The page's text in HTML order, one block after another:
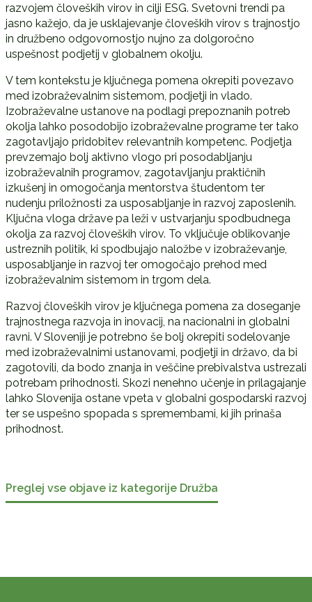
razvojem človeških virov in cilji ESG. Svetovni trendi pa
jasno kažejo, da je usklajevanje človeških virov s trajnostjo
in družbeno odgovornostjo nujno za dolgoročno
uspešnost podjetij v globalnem okolju.
V tem kontekstu je ključnega pomena okrepiti povezavo
med izobraževalnim sistemom, podjetji in vlado.
Izobraževalne ustanove na podlagi prepoznanih potreb
okolja lahko posodobijo izobraževalne programe ter tako
zagotavljajo pridobitev relevantnih kompetenc. Podjetja
prevzemajo bolj aktivno vlogo pri posodabljanju
izobraževalnih programov, zagotavljanju praktičnih
izkušenj in omogočanja mentorstva študentom ter
nudenju priložnosti za usposabljanje in razvoj zaposlenih.
Ključna vloga države pa leži v ustvarjanju spodbudnega
okolja za razvoj človeških virov. To vključuje oblikovanje
ustreznih politik, ki spodbujajo naložbe v izobraževanje,
usposabljanje in razvoj ter omogočajo prehod med
izobraževalnim sistemom in trgom dela.
Razvoj človeških virov je ključnega pomena za doseganje
trajnostnega razvoja in inovacij, na nacionalni in globalni
ravni. V Sloveniji je potrebno še bolj okrepiti sodelovanje
med izobraževalnimi ustanovami, podjetji in državo, da bi
zagotovili, da bodo znanja in veščine prebivalstva ustrezali
potrebam prihodnosti. Skozi nenehno učenje in prilagajanje
lahko Slovenija ostane vpeta v globalni gospodarski razvoj
ter se uspešno spopada s spremembami, ki jih prinaša
prihodnost.
Preglej vse objave iz kategorije Družba